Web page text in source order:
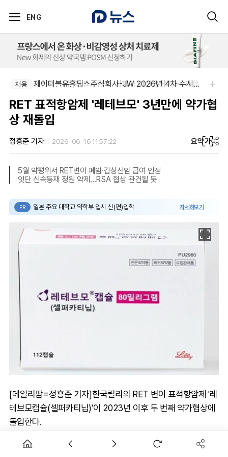
ENG
채용 동성제약(주)아산공장-동성제약 아산공장 약사 채용
채용 제이더블유홀딩스주식회사-JW 2026년 4차 수시채용
RET 표적항암제 '레테브모' 3년만에 약가협
상 재돌입
정흥준 기자 2026-06-16 11:57:22 요약가
5월 약평위서 RET변이 폐암·갑상선암 급여 인정
잇단 신속등재 청원 약제...RSA 협상 관건될 듯
PR 일본 주요 대학교 약학부 입시 신(편)입학 자세히보기
[데일리팜=정흥준 기자]한국릴리의 RET 변이 표적항암제 '레
테브모캡슐(셀퍼카티닙)'이 2023년 이후 두 번째 약가협상에
돌입한다.
지난 2022년 국내 최초의 RET 변이 표적항암제로 허가를 받